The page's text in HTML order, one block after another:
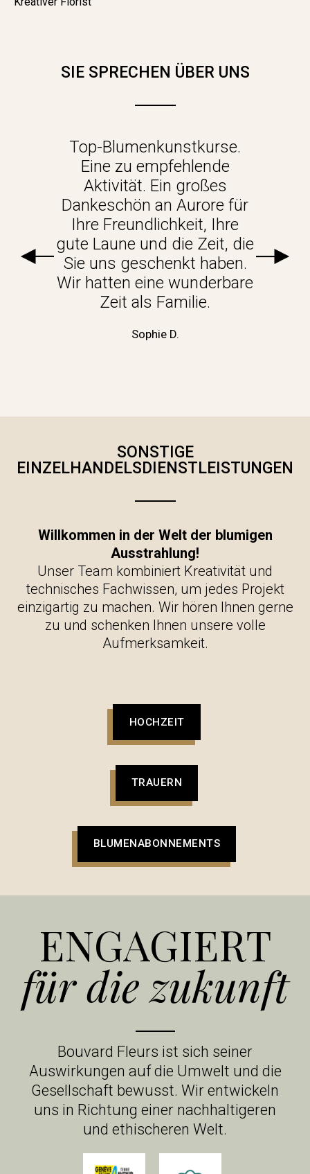
SIE SPRECHEN ÜBER UNS
Top-Blumenkunstkurse.
Eine zu empfehlende
Aktivität. Ein großes
Dankeschön an Aurore für
Ihre Freundlichkeit, Ihre
gute Laune und die Zeit, die
Sie uns geschenkt haben.
Wir hatten eine wunderbare
Zeit als Familie.
Sophie D.
SONSTIGE
EINZELHANDELSDIENSTLEISTUNGEN
Willkommen in der Welt der blumigen
Ausstrahlung!
Unser Team kombiniert Kreativität und
technisches Fachwissen, um jedes Projekt
einzigartig zu machen. Wir hören Ihnen gerne
zu und schenken Ihnen unsere volle
Aufmerksamkeit.
HOCHZEIT
TRAUERN
BLUMENABONNEMENTS
ENGAGIERT
für die zukunft
Bouvard Fleurs ist sich seiner
Auswirkungen auf die Umwelt und die
Gesellschaft bewusst. Wir entwickeln
uns in Richtung einer nachhaltigeren
und ethischeren Welt.